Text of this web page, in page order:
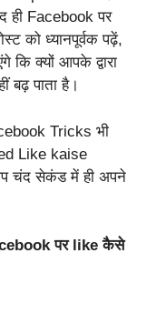
ही Facebook पर
को ध्यानपूर्वक पढ़ें,
कि क्यों आपके द्वारा
बढ़ पाता है।
Tricks भी
Like kaise
चंद सेकंड में ही अपने
पर like कैसे